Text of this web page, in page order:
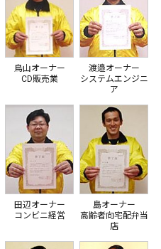
鳥山オーナー
CD販売業
渡邉オーナー
システムエンジニ
ア
田辺オーナー
コンビニ経営
島オーナー
高齢者向宅配弁当
店